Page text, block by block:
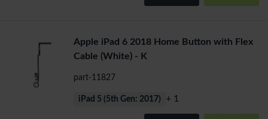
Apple iPad 6 2018 Home Button with Flex
Cable (White) - K
part-11827
iPad 5 (5th Gen: 2017) + 1